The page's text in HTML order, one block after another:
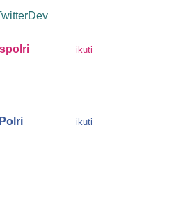
ikuti
ikuti